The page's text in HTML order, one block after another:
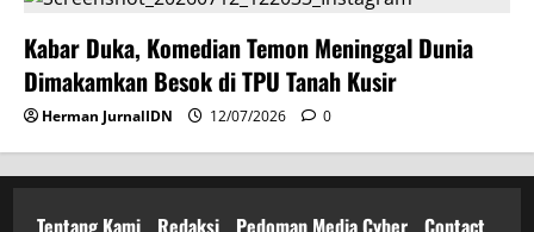
Kabar Duka, Komedian Temon Meninggal Dunia
Dimakamkan Besok di TPU Tanah Kusir
Herman JurnalIDN 12/07/2026 0